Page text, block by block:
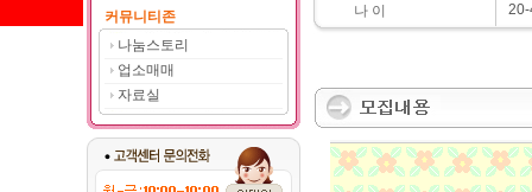
커뮤니티존
나눔스토리
업소매매
자료실
나 이